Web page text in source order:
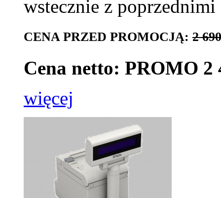
wstecznie z
CENA PRZED PROMOCJĄ: 2
Cena netto: PROMO 2
więcej